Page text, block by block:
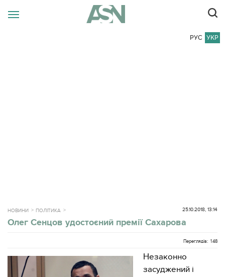
РУС УКР
НОВИНИ ПОЛІТИКА 25.10.2018, 13:14
Олег Сенцов удостоєний премії Сахарова
Переглядів: 148
Незаконно
засуджений і